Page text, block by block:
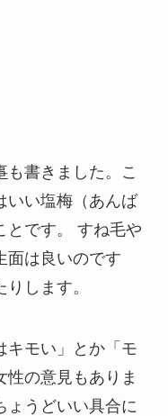
も書きました。こ
いい塩梅（あんば
とです。 すね毛や
面は良いのです
します。
キモい」とか「モ
性の意見もありま
ょうどいい具合に